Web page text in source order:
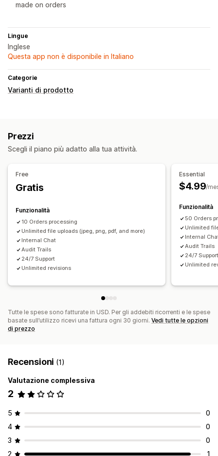
made on orders
Lingue
Inglese
Questa app non è disponibile in Italiano
Categorie
Varianti di prodotto
Prezzi
Scegli il piano più adatto alla tua attività.
Free
Gratis
Funzionalità
10 Orders processing
Unlimited file uploads (jpeg, png, pdf, and more)
Internal Chat
Audit Trails
24/7 Support
Unlimited revisions
Essential
$4.99/
Funzionalità
50 Orders
Unlimited
Internal
Audit Trails
24/7
Unlimited
Tutte le spese sono fatturate in USD. Per gli addebiti ricorrenti e le spese
basate sull’utilizzo ricevi una fattura ogni 30 giorni. Vedi tutte le opzioni
di prezzo
Recensioni (1)
Valutazione complessiva
2
5
0
4
0
3
0
2
1